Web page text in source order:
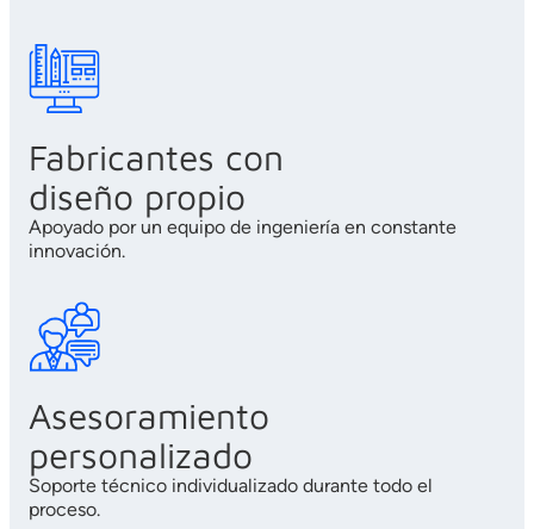
Fabricantes con
diseño propio
Apoyado por un equipo de ingeniería en constante
innovación.
Asesoramiento
personalizado
Soporte técnico individualizado durante todo el
proceso.